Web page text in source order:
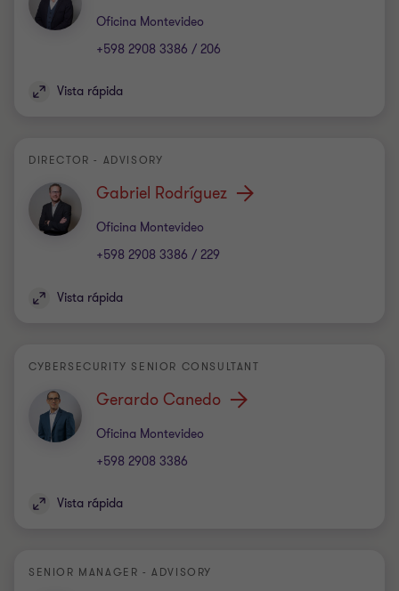
Oficina Montevideo
Oficina
+598 2908 3386 / 206
Vista rápida
DIRECTOR - ADVISORY
Gabriel Rodríguez
Oficina Montevideo
Oficina
+598 2908 3386 / 229
Vista rápida
CYBERSECURITY SENIOR CONSULTANT
Gerardo Canedo
Oficina Montevideo
Oficina
+598 2908 3386
Vista rápida
SENIOR MANAGER - ADVISORY